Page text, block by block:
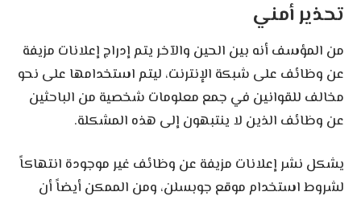
تحذير أمني
من المؤسف أنه بين الحين والآخر يتم إدراج إعلانات مزيفة
عن وظائف على شبكة الإنترنت، ليتم استخدامها على نحو
مخالف للقوانين في جمع معلومات شخصية من الباحثين
عن وظائف الذين لا ينتبهون إلى هذه المشكلة.
يشكل نشر إعلانات مزيفة عن وظائف غير موجودة انتهاكاً
لشروط استخدام موقع جوبسلن، ومن الممكن أيضاً أن